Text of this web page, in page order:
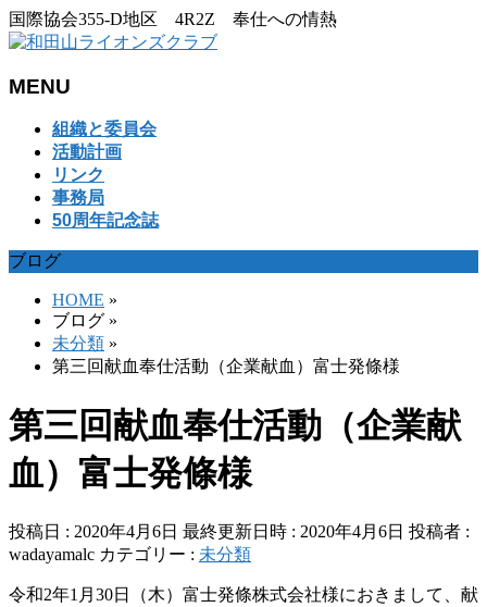
国際協会355-D地区 4R2Z 奉仕への情熱
MENU
ば
組織と委員会
活動計画
リンク
事務局
50周年記念誌
ブログ
HOME »
ブログ »
未分類 »
第三回献血奉仕活動（企業献血）富士発條様
第三回献血奉仕活動（企業献
血）富士発條様
投稿日 : 2020年4月6日 最終更新日時 : 2020年4月6日 投稿者 :
wadayamalc カテゴリー : 未分類
令和2年1月30日（木）富士発條株式会社様におきまして、献